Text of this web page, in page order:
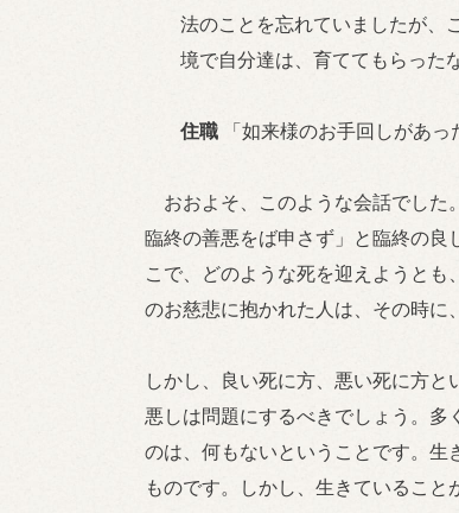
法のことを忘れていましたが、
境で自分達は、育ててもらった
住職 「如来様のお手回しがあっ
おおよそ、このような会話でした
臨終の善悪をば申さず」と臨終の
こで、どのような死を迎えようと
のお慈悲に抱かれた人は、その時に
しかし、良い死に方、悪い死に方
悪しは問題にするべきでしょう。多
のは、何もないということです。生
ものです。しかし、生きているこ